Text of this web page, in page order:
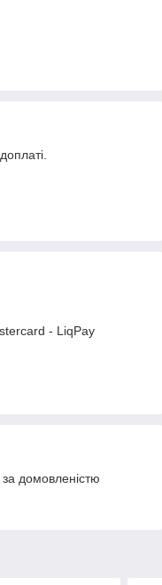
- LiqPay
домовленістю